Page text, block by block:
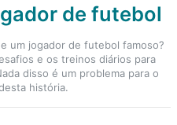
de futebol
um jogador de futebol famoso?
e os treinos diários para
disso é um problema para o
história.